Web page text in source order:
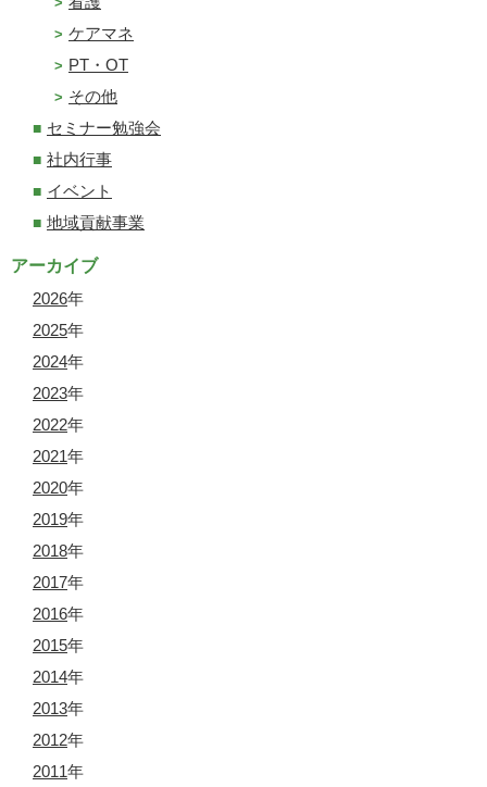
ケアマネ
PT・OT
その他
セミナー勉強会
社内行事
イベント
地域貢献事業
アーカイブ
2026年
2025年
2024年
2023年
2022年
2021年
2020年
2019年
2018年
2017年
2016年
2015年
2014年
2013年
2012年
2011年